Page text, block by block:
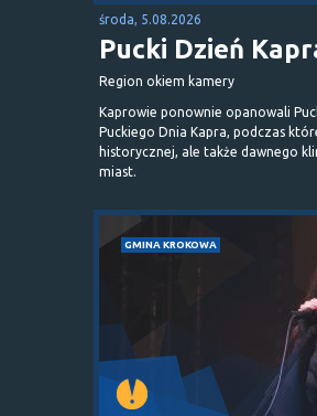
środa, 5.08.2026
Pucki Dzień
Region okiem kamery
Kaprowie ponownie opanowali
Puckiego Dnia Kapra, podczas
historycznej, ale także dawnego
miast.
GMINA KROKOWA